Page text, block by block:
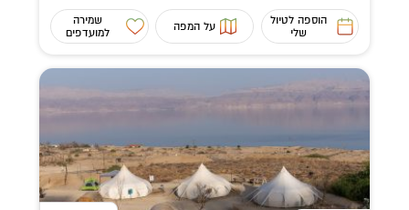
הוספה לטיול
שלי
על המפה
שמירה
למועדפים